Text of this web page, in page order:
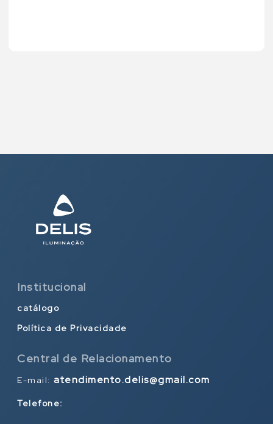
Institucional
catálogo
Política de Privacidade
Central de Relacionamento
E-mail: atendimento.delis@gmail.com
Telefone: